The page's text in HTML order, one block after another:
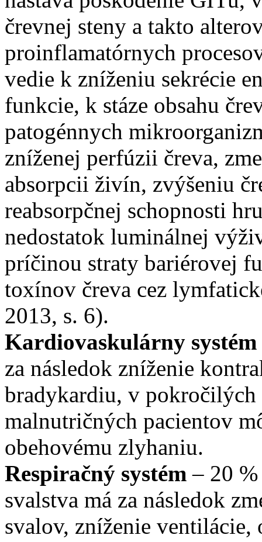
črevnej steny a takto
proinflamatórnych
vedie k zníženiu sekrécie
funkcie, k stáze obsahu
patogénnych
zníženej perfúzii čreva,
absorpcii živín, zvýšeniu
reabsorpčnej schopnosti
nedostatok luminálnej
príčinou straty bariérovej
toxínov čreva cez
2013, s. 6).
Kardiovaskulárny systém
za následok zníženie
bradykardiu, v
malnutričných pacientov
obehovému zlyhaniu.
Respiračný systém – 20
svalstva má za následok
svalov, zníženie